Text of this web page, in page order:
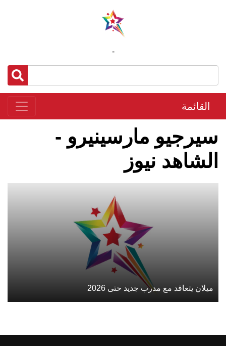
-
القائمة
سيرجيو مارسينيرو -
الشاهد نيوز
ميلان يتعاقد مع مدرب جديد حتى 2026